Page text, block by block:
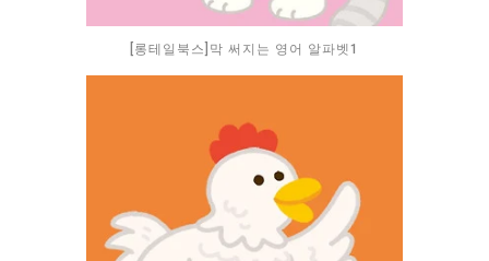
[롱테일북스]막 써지는 영어 알파벳1